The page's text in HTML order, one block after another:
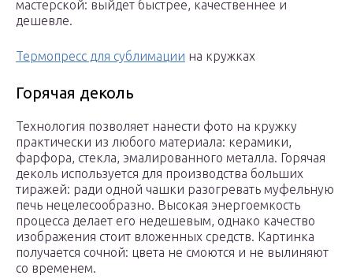
мастерской: выйдет быстрее, качественнее и
дешевле.
Термопресс для сублимации на кружках
Горячая деколь
Технология позволяет нанести фото на кружку
практически из любого материала: керамики,
фарфора, стекла, эмалированного металла. Горячая
деколь используется для производства больших
тиражей: ради одной чашки разогревать муфельную
печь нецелесообразно. Высокая энергоемкость
процесса делает его недешевым, однако качество
изображения стоит вложенных средств. Картинка
получается сочной: цвета не смоются и не вылиняют
со временем.